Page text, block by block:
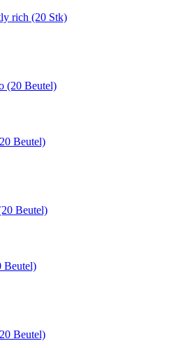
rich (20 Stk)
Beutel)
Beutel)